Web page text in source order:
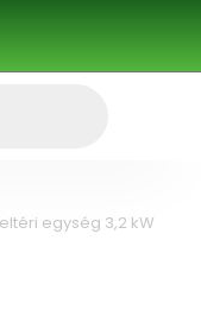
egység 3,2 kW